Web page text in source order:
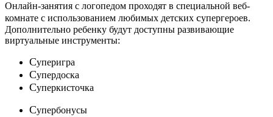
Онлайн-занятия с логопедом проходят в специальной веб-
комнате с использованием любимых детских cупергероев.
Дополнительно ребенку будут доступны развивающие
виртуальные инструменты:
Cуперигра
Cупердоска
Cуперкисточка
Cупербонусы